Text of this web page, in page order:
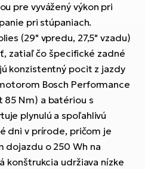
pre vyvážený výkon pri
pri stúpaniach.
(29" vpredu, 27,5" vzadu)
zatiaľ čo špecifické zadné
konzistentný pocit z jazdy
Bosch Performance
85 Nm) a batériou s
plynulú a spoľahlivú
dni v prírode, pričom je
dojazdu o 250 Wh na
konštrukcia udržiava nízke